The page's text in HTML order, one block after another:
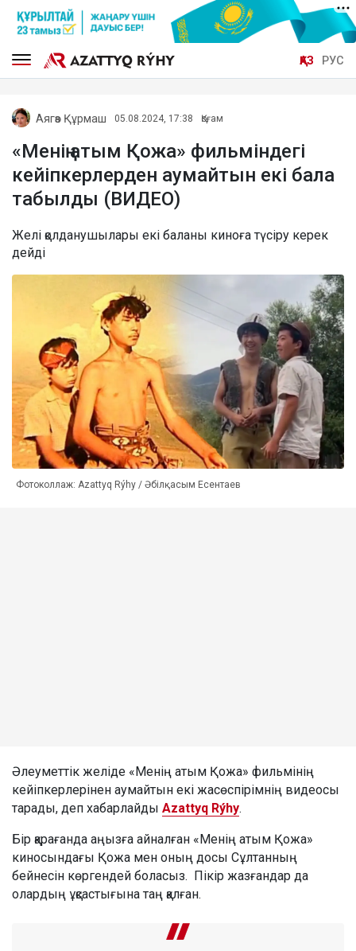
ҚАЗ РУС
Аягөз Құрмаш 05.08.2024, 17:38 Қоғам
«Менің атым Қожа» фильміндегі
кейіпкерлерден аумайтын екі бала
табылды (ВИДЕО)
Желі қолданушылары екі баланы киноға түсіру керек
дейді
Фотоколлаж: Azattyq Rýhy / Әбілқасым Есентаев
Әлеуметтік желіде «Менің атым Қожа» фильмінің
кейіпкерлерінен аумайтын екі жасөспірімнің видеосы
тарады, деп хабарлайды Azattyq Rýhy.
Бір қарағанда аңызға айналған «Менің атым Қожа»
киносындағы Қожа мен оның досы Сұлтанның
бейнесін көргендей боласыз. Пікір жазғандар да
олардың ұқсастығына таң қалған.